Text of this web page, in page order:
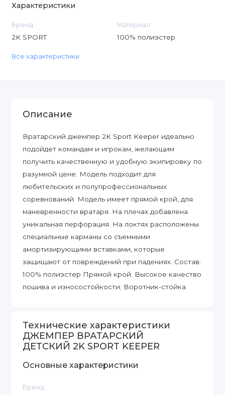
Характеристики
Бренд
2K SPORT
Материал
100% полиэстер
Все характеристики
Описание
Вратарский джемпер 2K Sport Keeper идеально
подойдет командам и игрокам, желающим
получить качественную и удобную экипировку по
разумной цене. Модель подходит для
любительских и полупрофессиональных
соревнований. Модель имеет прямой крой, для
маневренности вратаря. На плечах добавлена
уникальная перфорация. На локтях расположены
специальные карманы со съемными
амортизирующими вставками, которые
защищают от повреждений при падениях. Состав:
100% полиэстер Прямой крой. Высокое качество
пошива и износостойкости; Воротник-стойка
Технические характеристики
ДЖЕМПЕР ВРАТАРСКИЙ
ДЕТСКИЙ 2K SPORT KEEPER
Основные характеристики
Бренд